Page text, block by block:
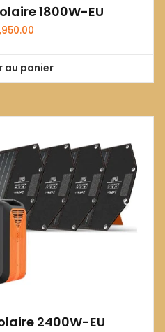
1800W-EU
au panier
2400W-EU